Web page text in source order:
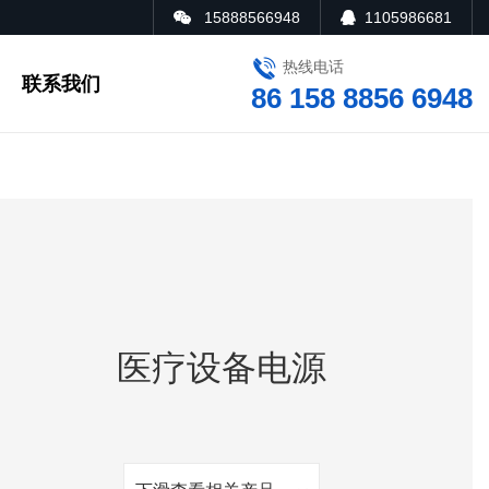
15888566948 1105986681
联系我们
热线电话
86 158 8856 6948
医疗设备电源